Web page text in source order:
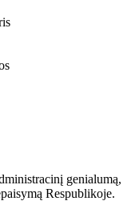
genialumą,
Respublikoje.